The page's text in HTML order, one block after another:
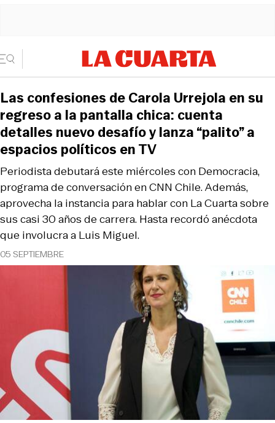
05 SEPTIEMBRE
Periodista debutará este miércoles con Democracia,
programa de conversación en CNN Chile. Además,
aprovecha la instancia para hablar con La Cuarta sobre
sus casi 30 años de carrera. Hasta recordó anécdota
que involucra a Luis Miguel.
Las confesiones de Carola Urrejola en su
regreso a la pantalla chica: cuenta
detalles nuevo desafío y lanza “palito” a
espacios políticos en TV